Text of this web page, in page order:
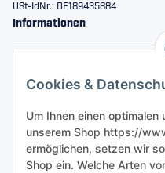
Cookies &
Um Ihnen einen
unserem Shop https://
ermöglichen, setzen wir
Shop ein. Welche Arten
USt-IdNr.: DE189435884
Informationen